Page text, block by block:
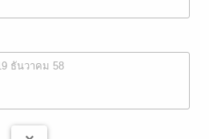
ธันวาคม 58